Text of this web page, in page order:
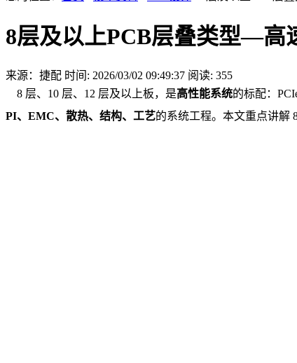
8层及以上PCB层叠类型—高
来源：捷配 时间: 2026/03/02 09:49:37 阅读: 355
8 层、10 层、12 层及以上板，是高性能系统的标配：
PI、EMC、散热、结构、工艺的系统工程。本文重点讲解